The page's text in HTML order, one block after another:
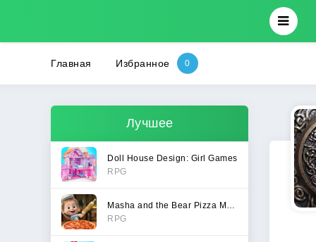
Главная Избранное
Лучшее
Doll House Design: Girl Games
RPG
RPG